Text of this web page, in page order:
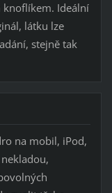
knoflíkem. Ideální
látku lze
stejně tak
na mobil, iPod,